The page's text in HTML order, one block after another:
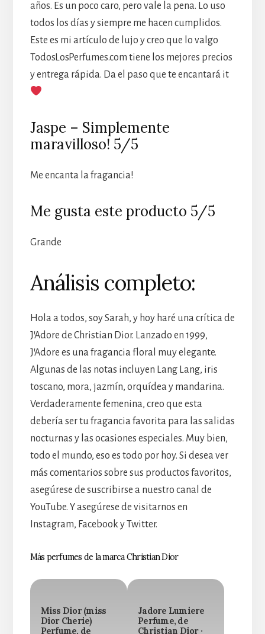
años. Es un poco caro, pero vale la pena. Lo uso
todos los días y siempre me hacen cumplidos.
Este es mi artículo de lujo y creo que lo valgo
TodosLosPerfumes.com tiene los mejores precios
y entrega rápida. Da el paso que te encantará it
Jaspe – Simplemente
maravilloso! 5/5
Me encanta la fragancia!
Me gusta este producto 5/5
Grande
Análisis completo:
Hola a todos, soy Sarah, y hoy haré una crítica de
J’Adore de Christian Dior. Lanzado en 1999,
J’Adore es una fragancia floral muy elegante.
Algunas de las notas incluyen Lang Lang, iris
toscano, mora, jazmín, orquídea y mandarina.
Verdaderamente femenina, creo que esta
debería ser tu fragancia favorita para las salidas
nocturnas y las ocasiones especiales. Muy bien,
todo el mundo, eso es todo por hoy. Si desea ver
más comentarios sobre sus productos favoritos,
asegúrese de suscribirse a nuestro canal de
YouTube. Y asegúrese de visitarnos en
Instagram, Facebook y Twitter.
Más perfumes de la marca Christian Dior
Miss Dior (miss
Dior Cherie)
Perfume, de
Jadore Lumiere
Perfume, de
Christian Dior ·